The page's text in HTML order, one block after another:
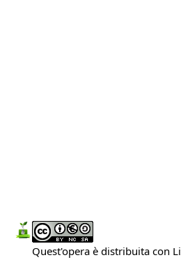
Quest'opera è distribuita con